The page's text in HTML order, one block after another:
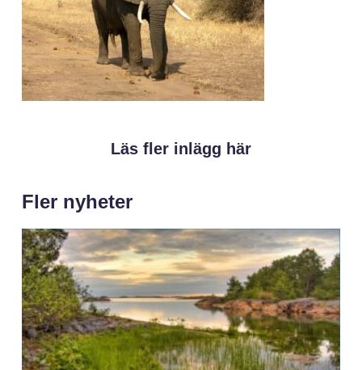
Läs fler inlägg här
Fler nyheter